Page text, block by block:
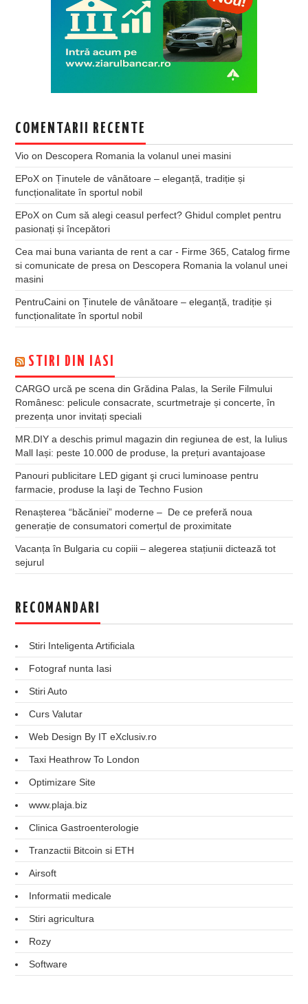
COMENTARII RECENTE
Vio on Descopera Romania la volanul unei masini
EPoX onȚinutele de vânătoare – eleganță, tradiție și
funcționalitate în sportul nobil
EPoX onCum să alegi ceasul perfect? Ghidul complet pentru
pasionați și începători
Cea mai buna varianta de rent a car - Firme 365, Catalog firme
si comunicate de presa on Descopera Romania la volanul unei
masini
PentruCaini onȚinutele de vânătoare – eleganță, tradiție și
funcționalitate în sportul nobil
STIRI DIN IASI
CARGO urcă pe scena din Grădina Palas, la Serile Filmului
Românesc: pelicule consacrate, scurtmetraje și concerte, în
prezența unor invitați speciali
MR.DIY a deschis primul magazin din regiunea de est, la Iulius
Mall Iași: peste 10.000 de produse, la prețuri avantajoase
Panouri publicitare LED gigant şi cruci luminoase pentru
farmacie, produse la Iaşi de Techno Fusion
Renașterea “băcăniei” moderne – De ce preferă noua
generație de consumatori comerțul de proximitate
Vacanța în Bulgaria cu copiii – alegerea stațiunii dictează tot
sejurul
RECOMANDARI
Stiri Inteligenta Artificiala
Fotograf nunta Iasi
Stiri Auto
Curs Valutar
Web Design By IT eXclusiv.ro
Taxi Heathrow To London
Optimizare Site
www.plaja.biz
Clinica Gastroenterologie
Tranzactii Bitcoin si ETH
Airsoft
Informatii medicale
Stiri agricultura
Rozy
Software